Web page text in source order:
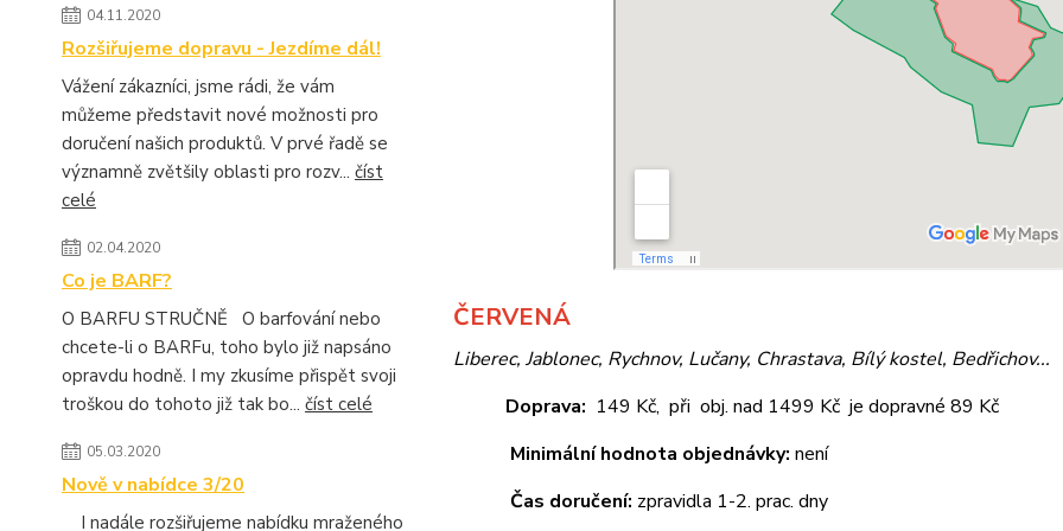
04.11.2020
Rozšiřujeme dopravu - Jezdíme dál!
Vážení zákazníci, jsme rádi, že vám
můžeme představit nové možnosti pro
doručení našich produktů. V prvé řadě se
významně zvětšily oblasti pro rozv... číst
celé
02.04.2020
Co je BARF?
O BARFU STRUČNĚ O barfování nebo
chcete-li o BARFu, toho bylo již napsáno
opravdu hodně. I my zkusíme přispět svoji
troškou do tohoto již tak bo... číst celé
05.03.2020
Nově v nabídce 3/20
I nadále rozšiřujeme nabídku mraženého
ČERVENÁ
Liberec, Jablonec, Rychnov, Lučany, Chrastava, Bílý kostel, Bedřichov...
Doprava: 149 Kč, při obj. nad 1499 Kč je dopravné 89 Kč
Minimální hodnota objednávky: není
Čas doručení: zpravidla 1-2. prac. dny